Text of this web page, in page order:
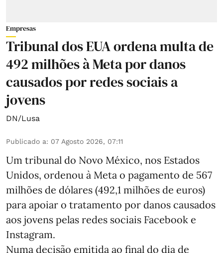
Empresas
Tribunal dos EUA ordena multa de
492 milhões à Meta por danos
causados por redes sociais a
jovens
DN/Lusa
Publicado a: 07 Agosto 2026, 07:11
Um tribunal do Novo México, nos Estados
Unidos, ordenou à Meta o pagamento de 567
milhões de dólares (492,1 milhões de euros)
para apoiar o tratamento por danos causados
aos jovens pelas redes sociais Facebook e
Instagram.
Numa decisão emitida ao final do dia de